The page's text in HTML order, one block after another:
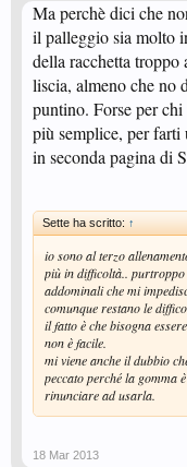
Ma perchè dici che
il palleggio sia molto
della racchetta troppo
liscia, almeno che no
puntino. Forse per
più semplice, per
in seconda pagina di
Sette ha scritto: ↑
io sono al terzo
più in difficoltà.. purtroppo
addominali che mi
comunque restano le
il fatto è che bisogna
non è facile.
mi viene anche il dubbio
peccato perché la gomma
rinunciare ad usarla.
18 Mar 2013